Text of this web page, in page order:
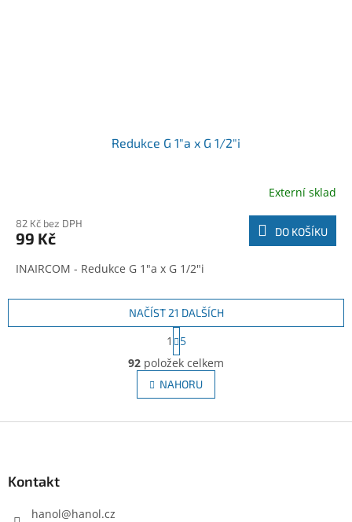
Redukce G 1"a x G 1/2"i
Externí sklad
82 Kč bez DPH
99 Kč DO KOŠÍKU
INAIRCOM - Redukce G 1"a x G 1/2"i
O
v
l
á
NAČÍST 21 DALŠÍCH
S
t
r
á
n
k
v
1
5
92 položek celkem
NAHORU
Kontakt
hanol@hanol.cz